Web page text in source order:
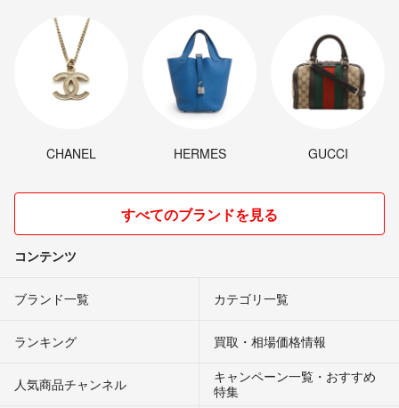
CHANEL HERMES GUCCI
すべてのブランドを見る
コンテンツ
ブランド一覧 カテゴリ一覧
ランキング 買取・相場価格情報
人気商品チャンネル
キャンペーン一覧・おすすめ
特集